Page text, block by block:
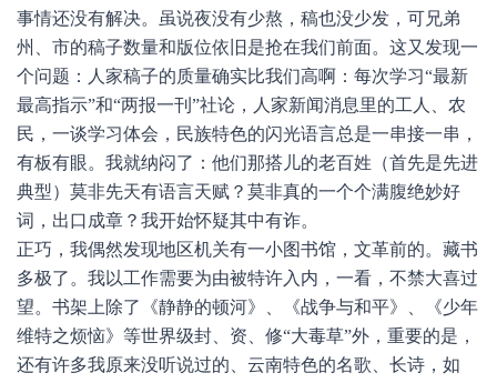
事情还没有解决。虽说夜没有少熬，稿也没少发，可兄弟
州、市的稿子数量和版位依旧是抢在我们前面。这又发现一
个问题：人家稿子的质量确实比我们高啊：每次学习“最新
最高指示”和“两报一刊”社论，人家新闻消息里的工人、农
民，一谈学习体会，民族特色的闪光语言总是一串接一串，
有板有眼。我就纳闷了：他们那搭儿的老百姓（首先是先进
典型）莫非先天有语言天赋？莫非真的一个个满腹绝妙好
词，出口成章？我开始怀疑其中有诈。
正巧，我偶然发现地区机关有一小图书馆，文革前的。藏书
多极了。我以工作需要为由被特许入内，一看，不禁大喜过
望。书架上除了《静静的顿河》、《战争与和平》、《少年
维特之烦恼》等世界级封、资、修“大毒草”外，重要的是，
还有许多我原来没听说过的、云南特色的名歌、长诗，如